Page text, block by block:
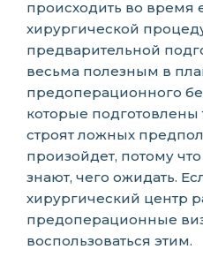
происходить во время
хирургической
предварительной
весьма полезным в
предоперационного
которые подготовлены
строят ложных
произойдет, потому
знают, чего ожидать.
хирургический центр
предоперационные
воспользоваться этим.